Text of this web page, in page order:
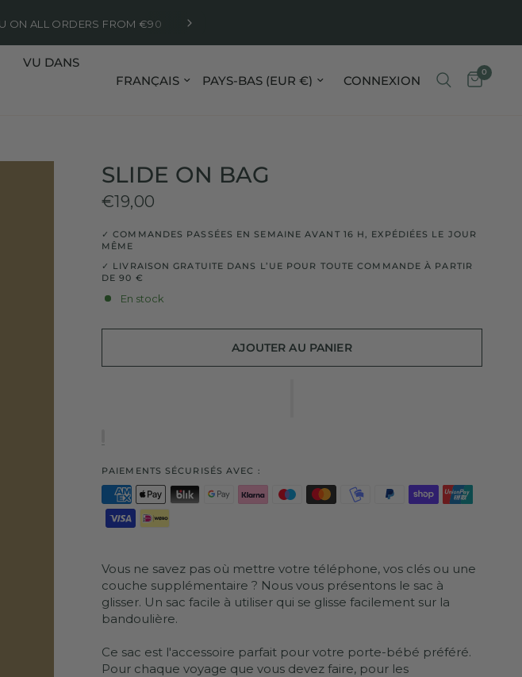
ON ALL ORDERS FROM €90
VU DANS
Mettre à jour le pays/la régionMettre à jour le pays/la régionCONNEXION
0
SLIDE ON BAG
€19,00
✓ COMMANDES PASSÉES EN SEMAINE AVANT 16 H, EXPÉDIÉES LE JOUR
MÊME
✓ LIVRAISON GRATUITE DANS L’UE POUR TOUTE COMMANDE À PARTIR
DE 90 €
En stock
AJOUTER AU PANIER
PAIEMENTS SÉCURISÉS AVEC :
Vous ne savez pas où mettre votre téléphone, vos clés ou une
couche supplémentaire ? Nous vous présentons le sac à
glisser. Un sac facile à utiliser qui se glisse facilement sur la
bandoulière.
Ce sac est l'accessoire parfait pour votre porte-bébé préféré.
Pour chaque voyage que vous devez faire, pour les